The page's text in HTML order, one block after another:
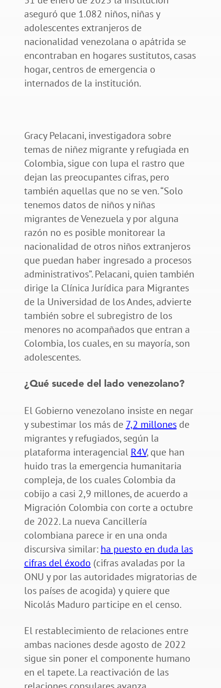
aseguró que 1.082 niños, niñas y
adolescentes extranjeros de
nacionalidad venezolana o apátrida se
encontraban en hogares sustitutos, casas
hogar, centros de emergencia o
internados de la institución.
Gracy Pelacani, investigadora sobre
temas de niñez migrante y refugiada en
Colombia, sigue con lupa el rastro que
dejan las preocupantes cifras, pero
también aquellas que no se ven. “Solo
tenemos datos de niños y niñas
migrantes de Venezuela y por alguna
razón no es posible monitorear la
nacionalidad de otros niños extranjeros
que puedan haber ingresado a procesos
administrativos”. Pelacani, quien también
dirige la Clínica Jurídica para Migrantes
de la Universidad de los Andes, advierte
también sobre el subregistro de los
menores no acompañados que entran a
Colombia, los cuales, en su mayoría, son
adolescentes.
¿Qué sucede del lado venezolano?
El Gobierno venezolano insiste en negar
y subestimar los más de 7,2 millonesde
migrantes y refugiados, según la
plataforma interagencial R4V, que han
huido tras la emergencia humanitaria
compleja, de los cuales Colombia da
cobijo a casi 2,9 millones, de acuerdo a
Migración Colombia con corte a octubre
de 2022. La nueva Cancillería
colombiana parece ir en una onda
discursiva similar: ha puesto en duda las
cifras del éxodo (cifras avaladas por la
ONU y por las autoridades migratorias de
los países de acogida) y quiere que
Nicolás Maduro participe en el censo.
El restablecimiento de relaciones entre
ambas naciones desde agosto de 2022
sigue sin poner el componente humano
en el tapete. La reactivación de las